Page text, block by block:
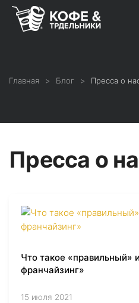
Главная Блог Пресса о
Пресса о
Что такое «правильный»
франчайзинг»
15 июля 2021